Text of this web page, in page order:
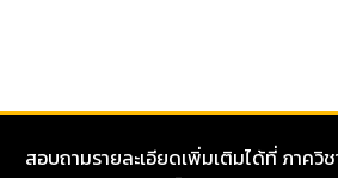
สอบถามรายละเอียดเพิ่มเติมได้ที่ ภาควิ